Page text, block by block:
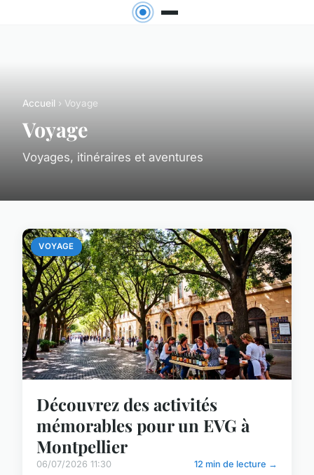
Accueil › Voyage
Voyage
Voyages, itinéraires et aventures
VOYAGE
Découvrez des activités
mémorables pour un EVG à
Montpellier
06/07/2026 11:30 12 min de lecture →